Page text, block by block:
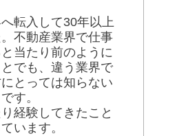
転入して30年以上
不動産業界で仕事
当たり前のように
でも、違う業界で
とっては知らない
す。
経験してきたこと
います。